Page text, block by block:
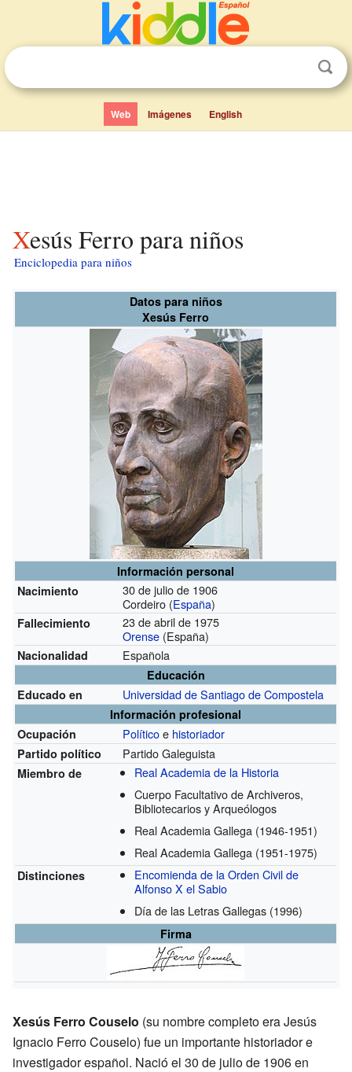
Web Imágenes English
Xesús Ferro para niños
Enciclopedia para niños
Datos para niños
Xesús Ferro
Información personal
Nacimiento
30 de julio de 1906
Cordeiro (España)
Fallecimiento
23 de abril de 1975
Orense (España)
Nacionalidad Española
Educación
Educado en
Universidad de Santiago de Compostela
Información profesional
Ocupación
Políticoe historiador
Partido político Partido Galeguista
Miembro de
Real Academia de la Historia
Cuerpo Facultativo de Archiveros,
Bibliotecarios y Arqueólogos
Real Academia Gallega (1946-1951)
Real Academia Gallega (1951-1975)
Distinciones
Encomienda de la Orden Civil de
Alfonso X el Sabio
Día de las Letras Gallegas (1996)
Firma
Xesús Ferro Couselo (su nombre completo era Jesús
Ignacio Ferro Couselo) fue un importante historiador e
investigador español. Nació el 30 de julio de 1906 en